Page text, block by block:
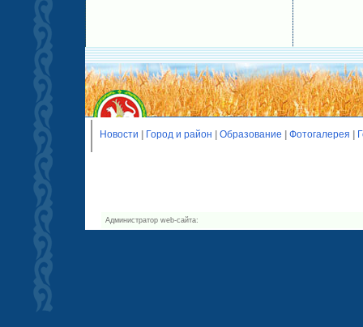
Новости Город и район Образование Фотогалерея
Администратор web-сайта: